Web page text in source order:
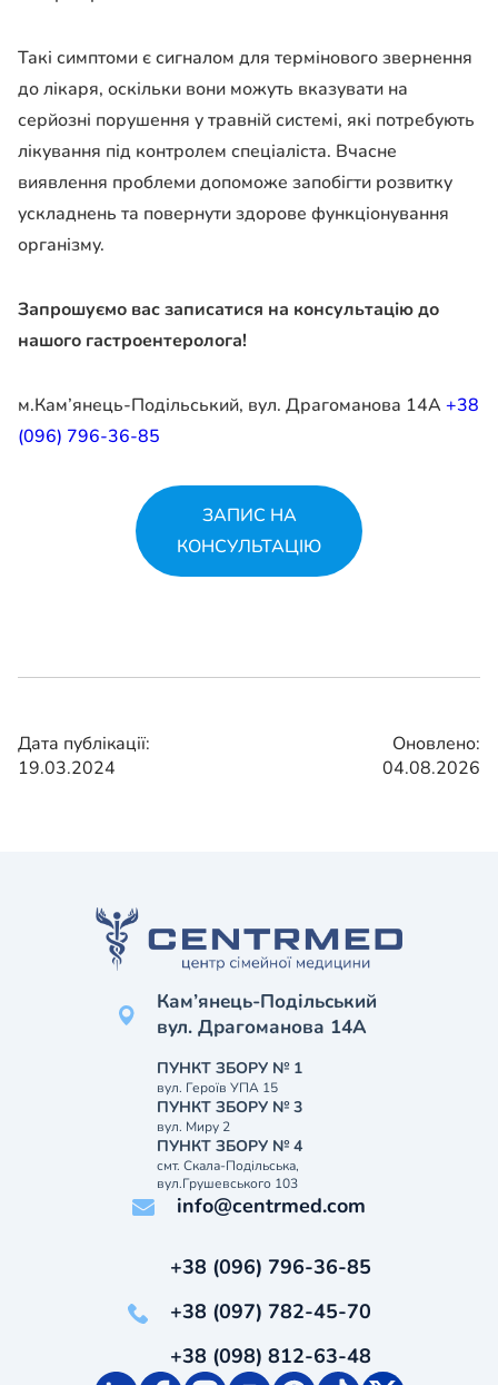
Такі симптоми є сигналом для термінового звернення
до лікаря, оскільки вони можуть вказувати на
серйозні порушення у травній системі, які потребують
лікування під контролем спеціаліста. Вчасне
виявлення проблеми допоможе запобігти розвитку
ускладнень та повернути здорове функціонування
організму.
Запрошуємо вас записатися на консультацію до
нашого гастроентеролога!
м.Кам’янець-Подільський, вул. Драгоманова 14А+38
(096) 796-36-85
ЗАПИС НА
КОНСУЛЬТАЦІЮ
Дата публікації:
19.03.2024
Оновлено:
04.08.2026
Кам’янець-Подільський
вул. Драгоманова 14А
ПУНКТ ЗБОРУ № 1
вул. Героїв УПА 15
ПУНКТ ЗБОРУ № 3
вул. Миру 2
ПУНКТ ЗБОРУ № 4
смт. Скала-Подільська,
вул.Грушевського 103
info@centrmed.com
+38 (096) 796-36-85
+38 (097) 782-45-70
+38 (098) 812-63-48